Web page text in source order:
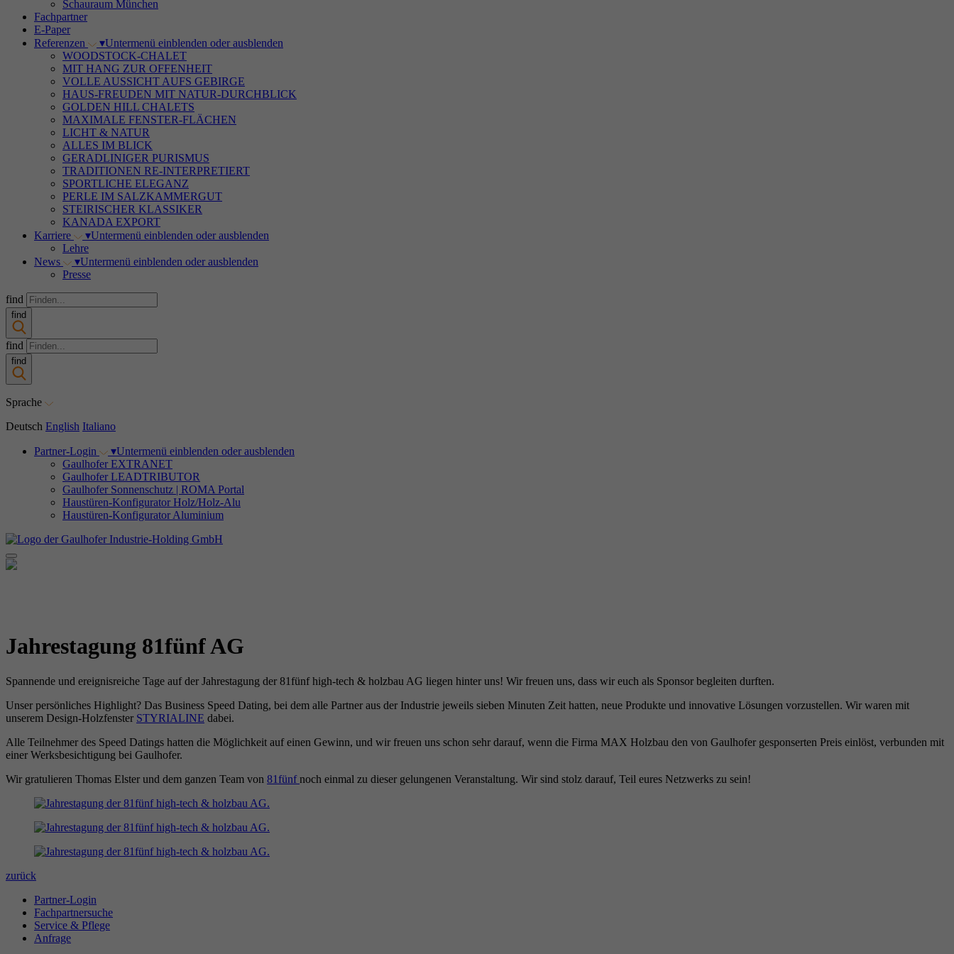
Schauraum München
Fachpartner
E-Paper
Referenzen
▾Untermenü einblenden oder ausblenden
WOODSTOCK-CHALET
MIT HANG ZUR OFFENHEIT
VOLLE AUSSICHT AUFS GEBIRGE
HAUS-FREUDEN MIT NATUR-DURCHBLICK
GOLDEN HILL CHALETS
MAXIMALE FENSTER-FLÄCHEN
LICHT & NATUR
ALLES IM BLICK
GERADLINIGER PURISMUS
TRADITIONEN RE-INTERPRETIERT
SPORTLICHE ELEGANZ
PERLE IM SALZKAMMERGUT
STEIRISCHER KLASSIKER
KANADA EXPORT
Karriere
▾Untermenü einblenden oder ausblenden
Lehre
News
▾Untermenü einblenden oder ausblenden
Presse
find
find
find
find
Sprache
Deutsch English Italiano
Partner-Login ▾Untermenü einblenden oder ausblenden
Gaulhofer EXTRANET
Gaulhofer LEADTRIBUTOR
Gaulhofer Sonnenschutz | ROMA Portal
Haustüren-Konfigurator Holz/Holz-Alu
Haustüren-Konfigurator Aluminium
Jahrestagung 81fünf AG
Spannende und ereignisreiche Tage auf der Jahrestagung der 81fünf high-tech & holzbau AG liegen hinter uns! Wir freuen uns, dass wir euch als Sponsor begleiten durften.
Unser persönliches Highlight? Das Business Speed Dating, bei dem alle Partner aus der Industrie jeweils sieben Minuten Zeit hatten, neue Produkte und innovative Lösungen vorzustellen. Wir waren mit
unserem Design-Holzfenster STYRIALINE dabei.
Alle Teilnehmer des Speed Datings hatten die Möglichkeit auf einen Gewinn, und wir freuen uns schon sehr darauf, wenn die Firma MAX Holzbau den von Gaulhofer gesponserten Preis einlöst, verbunden mit
einer Werksbesichtigung bei Gaulhofer.
Wir gratulieren Thomas Elster und dem ganzen Team von 81fünfnoch einmal zu dieser gelungenen Veranstaltung. Wir sind stolz darauf, Teil eures Netzwerks zu sein!
zurück
Partner-Login
Fachpartnersuche
Service & Pflege
Anfrage